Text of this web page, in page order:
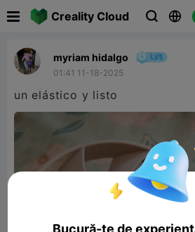
Creality Cloud  
myriam hidalgo
01:41 11-18-2025
un elástico y listo
Bucură-te de